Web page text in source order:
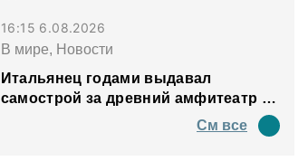
16:15 6.08.2026
В мире, Новости
Итальянец годами выдавал
самострой за древний амфитеатр и
См все